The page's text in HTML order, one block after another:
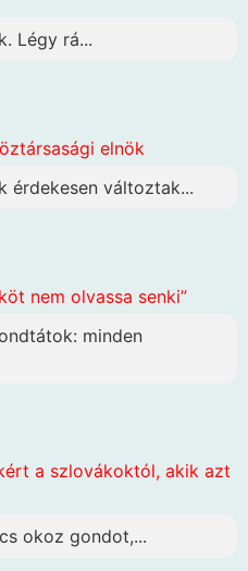
Légy rá...
elnök
érdekesen változtak...
nem olvassa senki”
minden
a szlovákoktól, akik azt
okoz gondot,...